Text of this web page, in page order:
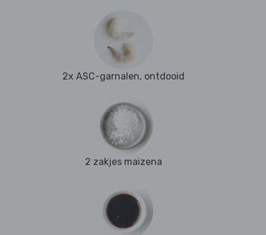
2x ASC-garnalen, ontdooid
2 zakjes maizena